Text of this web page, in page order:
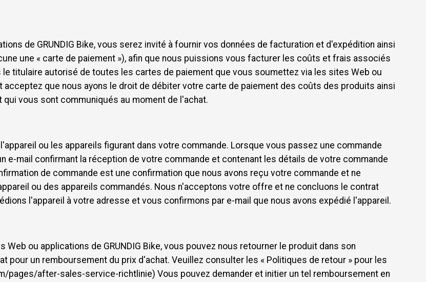
de GRUNDIG Bike, vous serez invité à fournir vos données de facturation et d'expédition ainsi
une « carte de paiement »), afin que nous puissions vous facturer les coûts et frais associés
titulaire autorisé de toutes les cartes de paiement que vous soumettez via les sites Web ou
acceptez que nous ayons le droit de débiter votre carte de paiement des coûts des produits ainsi
vous sont communiqués au moment de l'achat.
ou les appareils figurant dans votre commande. Lorsque vous passez une commande
e-mail confirmant la réception de votre commande et contenant les détails de votre commande
de commande est une confirmation que nous avons reçu votre commande et ne
ou des appareils commandés. Nous n'acceptons votre offre et ne concluons le contrat
l'appareil à votre adresse et vous confirmons par e-mail que nous avons expédié l'appareil.
ou applications de GRUNDIG Bike, vous pouvez nous retourner le produit dans son
pour un remboursement du prix d'achat. Veuillez consulter les « Politiques de retour » pour les
after-sales-service-richtlinie) Vous pouvez demander et initier un tel remboursement en